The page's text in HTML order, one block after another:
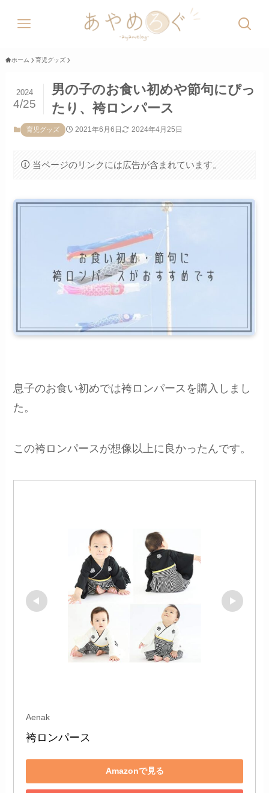
ホーム 育児グッズ
男の子のお食い初めや節句にぴっ
たり、袴ロンパース
2024
4/25
育児グッズ 2021年6月6日 2024年4月25日
当ページのリンクには広告が含まれています。
息子のお食い初めでは袴ロンパースを購入しまし
た。
この袴ロンパースが想像以上に良かったんです。
Aenak
袴ロンパース
Amazonで見る